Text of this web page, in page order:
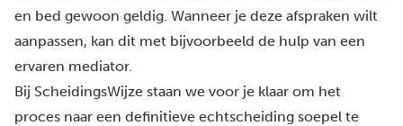
en bed gewoon geldig. Wanneer je deze afspraken wilt
aanpassen, kan dit met bijvoorbeeld de hulp van een
ervaren mediator.
Bij ScheidingsWijze staan we voor je klaar om het
proces naar een definitieve echtscheiding soepel te